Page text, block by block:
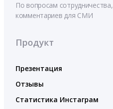
По вопросам сотрудничества,
комментариев для СМИ
Продукт
Презентация
Отзывы
Статистика Инстаграм